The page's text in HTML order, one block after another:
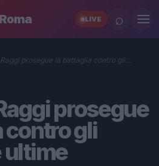
LIVE ⌕
Raggi prosegue la battaglia contro gli…
prosegue
contro gli
ultime